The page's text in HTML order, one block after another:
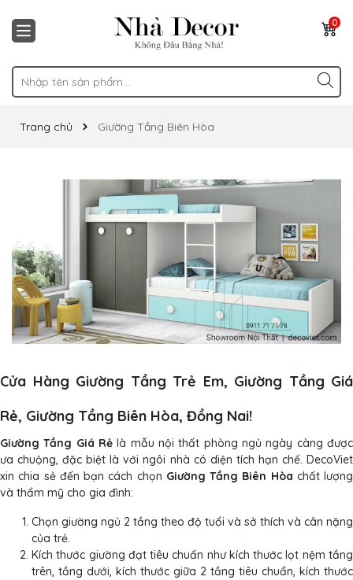
0
Trang chủ Giường Tầng Biên Hòa
Cửa Hàng Giường Tầng Trẻ Em, Giường Tầng Giá
Rẻ, Giường Tầng Biên Hòa, Đồng Nai!
Giường Tầng Giá Rẻ là mẫu nội thất phòng ngủ ngày càng được
ưa chuộng, đặc biệt là với ngôi nhà có diện tích hạn chế. DecoViet
xin chia sẻ đến bạn cách chọn Giường Tầng Biên Hòa chất lượng
và thẩm mỹ cho gia đình:
Chọn giường ngủ 2 tầng theo độ tuổi và sở thích và cân nặng
của trẻ.
Kích thước giường đạt tiêu chuẩn như kích thước lọt nệm tầng
trên, tầng dưới, kích thước giữa 2 tầng tiêu chuẩn, kích thước